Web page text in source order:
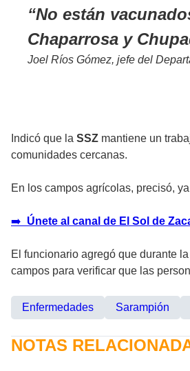
No están
Chaparrosa y
Joel Ríos Gómez, jefe del
Indicó que la SSZ mantiene un
comunidades cercanas.
En los campos agrícolas, precisó,
➡️ Únete al canal de El Sol de
El funcionario agregó que durante
campos para verificar que las
Enfermedades Sarampión
NOTAS